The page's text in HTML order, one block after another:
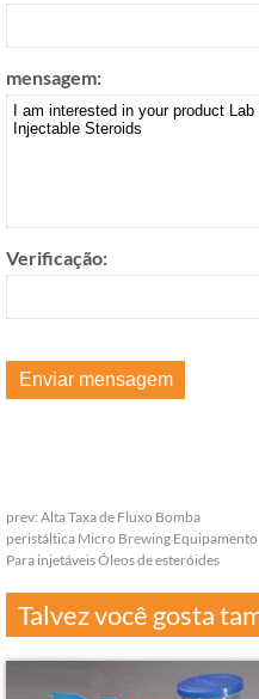
mensagem:
Verificação:
prev: Alta Taxa de Fluxo Bomba
peristáltica Micro Brewing Equipamento
Para injetáveis ​​Óleos de esteróides
Talvez você gosta